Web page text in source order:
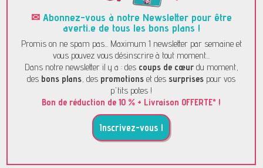
✉ Abonnez-vous à notre Newsletter pour être
averti.e de tous les bons plans !
Promis on ne spam pas... Maximum 1 newsletter par semaine et
vous pouvez vous désinscrire à tout moment...
Dans notre newsletter il y a : des coups de cœurdu moment,
des bons plans, des promotions et dessurprises pour vos
p'tits potes !
Bon de réduction de 10 % + Livraison OFFERTE* !
Inscrivez-vous !